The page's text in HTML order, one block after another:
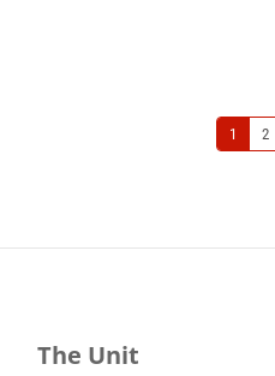
1 2
The Unit